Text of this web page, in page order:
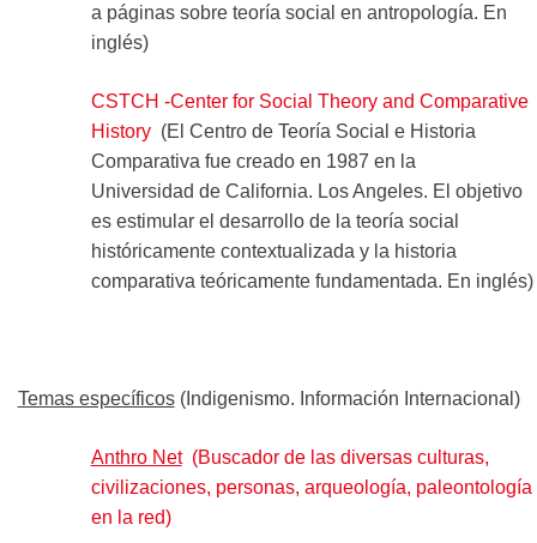
a páginas sobre teoría social en antropología. En
inglés)
CSTCH -Center for Social Theory and Comparative
History(El Centro de Teoría Social e Historia
Comparativa fue creado en 1987 en la
Universidad de California. Los Angeles. El objetivo
es estimular el desarrollo de la teoría social
históricamente contextualizada y la historia
comparativa teóricamente fundamentada. En inglés)
Temas específicos(Indigenismo. Información Internacional)
Anthro Net(Buscador de las diversas culturas,
civilizaciones, personas, arqueología, paleontología
en la red)